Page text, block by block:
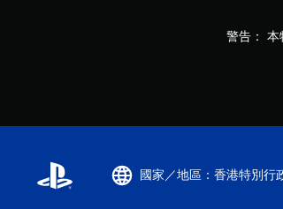
警告： 本
國家／地區：香港特別行